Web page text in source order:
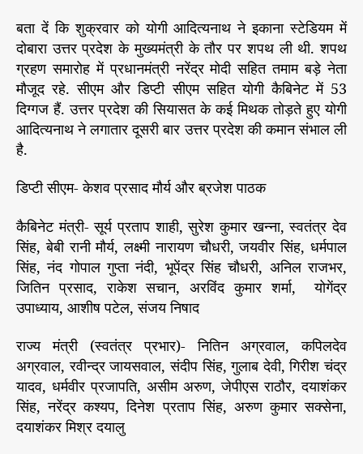
बता दें कि शुक्रवार को योगी आदित्यनाथ ने इकाना स्टेडियम में
दोबारा उत्तर प्रदेश के मुख्यमंत्री के तौर पर शपथ ली थी. शपथ
ग्रहण समारोह में प्रधानमंत्री नरेंद्र मोदी सहित तमाम बड़े नेता
मौजूद रहे. सीएम और डिप्टी सीएम सहित योगी कैबिनेट में 53
दिग्गज हैं. उत्तर प्रदेश की सियासत के कई मिथक तोड़ते हुए योगी
आदित्यनाथ ने लगातार दूसरी बार उत्तर प्रदेश की कमान संभाल ली
है.
डिप्टी सीएम- केशव प्रसाद मौर्य और ब्रजेश पाठक
कैबिनेट मंत्री- सूर्य प्रताप शाही, सुरेश कुमार खन्ना, स्वतंत्र देव
सिंह, बेबी रानी मौर्य, लक्ष्मी नारायण चौधरी, जयवीर सिंह, धर्मपाल
सिंह, नंद गोपाल गुप्ता नंदी, भूपेंद्र सिंह चौधरी, अनिल राजभर,
जितिन प्रसाद, राकेश सचान, अरविंद कुमार शर्मा, योगेंद्र
उपाध्याय, आशीष पटेल, संजय निषाद
राज्य मंत्री (स्वतंत्र प्रभार)- नितिन अग्रवाल, कपिलदेव
अग्रवाल, रवीन्द्र जायसवाल, संदीप सिंह, गुलाब देवी, गिरीश चंद्र
यादव, धर्मवीर प्रजापति, असीम अरुण, जेपीएस राठौर, दयाशंकर
सिंह, नरेंद्र कश्यप, दिनेश प्रताप सिंह, अरुण कुमार सक्सेना,
दयाशंकर मिश्र दयालु